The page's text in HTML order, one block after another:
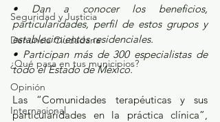
Seguridad y Justicia
Denuncia Ciudadana
¿Qué pasa en tus municipios?
Opinión
Internacional
• Dan a conocer los beneficios,
particularidades, perfil de estos grupos y
establecimientos residenciales.
• Participan más de 300 especialistas de
todo el Estado de México.
Las “Comunidades terapéuticas y sus
particularidades en la práctica clínica”,